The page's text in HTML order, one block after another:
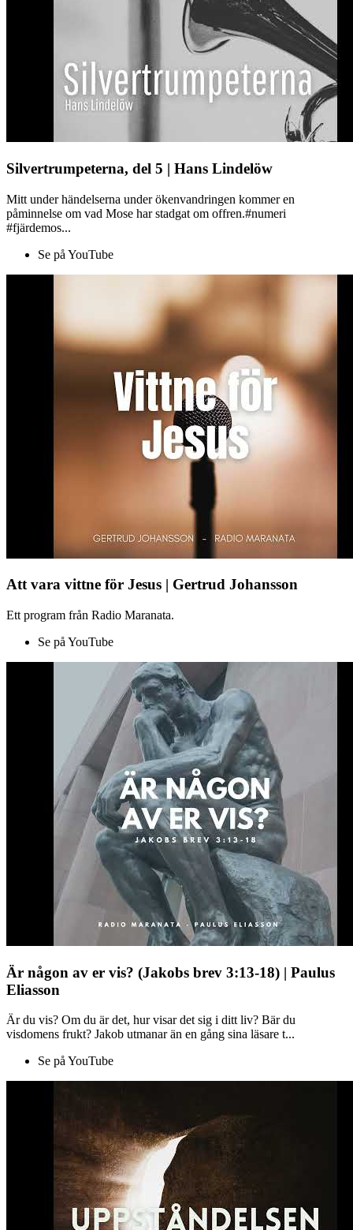
Silvertrumpeterna, del 5 | Hans Lindelöw
Mitt under händelserna under ökenvandringen kommer en
påminnelse om vad Mose har stadgat om offren.#numeri
#fjärdemos...
Se på YouTube
Att vara vittne för Jesus | Gertrud Johansson
Ett program från Radio Maranata.
Se på YouTube
Är någon av er vis? (Jakobs brev 3:13-18) | Paulus
Eliasson
Är du vis? Om du är det, hur visar det sig i ditt liv? Bär du
visdomens frukt? Jakob utmanar än en gång sina läsare t...
Se på YouTube